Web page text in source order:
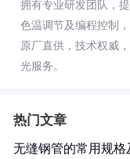
拥有专业研发团队，
色温调节及编程控制
原厂直供，技术权威
光服务。
热门文章
无缝钢管的常用规格